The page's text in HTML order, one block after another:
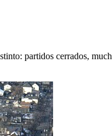
partidos cerrados,